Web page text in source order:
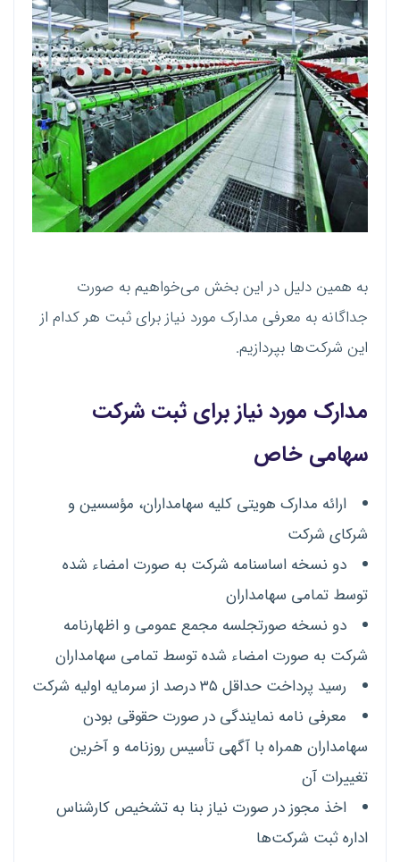
به همین دلیل در این بخش می‌خواهیم به صورت
جداگانه به معرفی مدارک مورد نیاز برای ثبت هر کدام از
این شرکت‌ها بپردازیم.
مدارک مورد نیاز برای ثبت شرکت
سهامی خاص
ارائه مدارک هویتی کلیه سهامداران، مؤسسین و
شرکای شرکت
دو نسخه اساسنامه شرکت به صورت امضاء شده
توسط تمامی سهامداران
دو نسخه صورتجلسه مجمع عمومی و اظهارنامه
شرکت به صورت امضاء شده توسط تمامی سهامداران
رسید پرداخت حداقل ۳۵ درصد از سرمایه اولیه شرکت
معرفی نامه نمایندگی در صورت حقوقی بودن
سهامداران همراه با آگهی تأسیس روزنامه و آخرین
تغییرات آن
اخذ مجوز در صورت نیاز بنا به تشخیص کارشناس
اداره ثبت شرکت‌ها